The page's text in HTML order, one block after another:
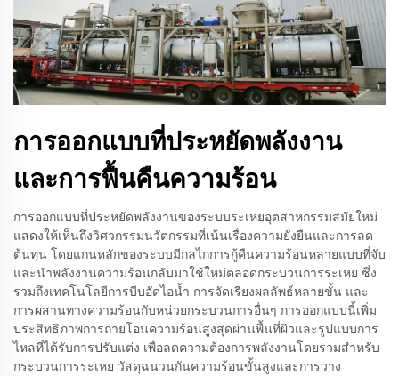
การออกแบบที่ประหยัดพลังงาน
และการฟื้นคืนความร้อน
การออกแบบที่ประหยัดพลังงานของระบบระเหยอุตสาหกรรมสมัยใหม่
แสดงให้เห็นถึงวิศวกรรมนวัตกรรมที่เน้นเรื่องความยั่งยืนและการลด
ต้นทุน โดยแกนหลักของระบบมีกลไกการกู้คืนความร้อนหลายแบบที่จับ
และนำพลังงานความร้อนกลับมาใช้ใหม่ตลอดกระบวนการระเหย ซึ่ง
รวมถึงเทคโนโลยีการบีบอัดไอน้ำ การจัดเรียงผลลัพธ์หลายขั้น และ
การผสานทางความร้อนกับหน่วยกระบวนการอื่นๆ การออกแบบนี้เพิ่ม
ประสิทธิภาพการถ่ายโอนความร้อนสูงสุดผ่านพื้นที่ผิวและรูปแบบการ
ไหลที่ได้รับการปรับแต่ง เพื่อลดความต้องการพลังงานโดยรวมสำหรับ
กระบวนการระเหย วัสดุฉนวนกันความร้อนขั้นสูงและการวาง